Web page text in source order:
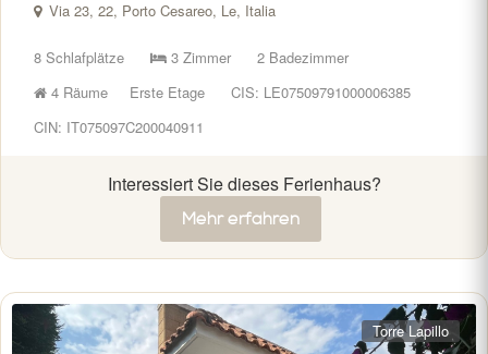
Via 23, 22, Porto Cesareo, Le, Italia
8 Schlafplätze 3 Zimmer
2 Badezimmer
4 Räume
Erste Etage
CIS: LE07509791000006385
CIN: IT075097C200040911
Interessiert Sie dieses Ferienhaus?
Mehr erfahren
Torre Lapillo